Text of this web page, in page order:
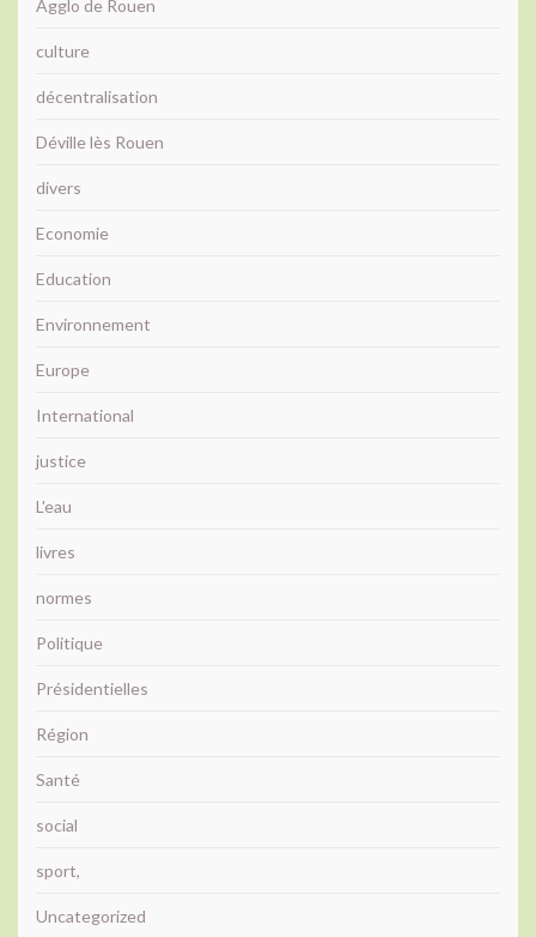
Agglo de Rouen
culture
décentralisation
Déville lès Rouen
divers
Economie
Education
Environnement
Europe
International
justice
L'eau
livres
normes
Politique
Présidentielles
Région
Santé
social
sport,
Uncategorized